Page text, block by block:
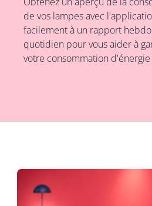
de vos lampes avec
facilement à un rapport
quotidien pour vous aider à
votre consommation d'énergie